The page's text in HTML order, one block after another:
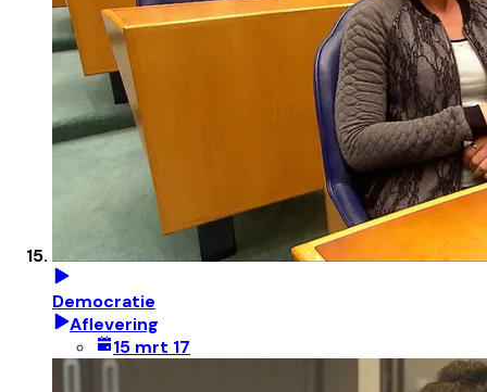
Democratie
Aflevering
15 mrt 17